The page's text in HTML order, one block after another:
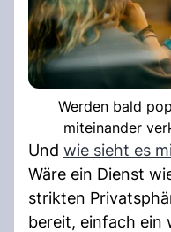
Werden bald
miteinander
Und wie sieht es
Wäre ein Dienst
strikten
bereit, einfach ein